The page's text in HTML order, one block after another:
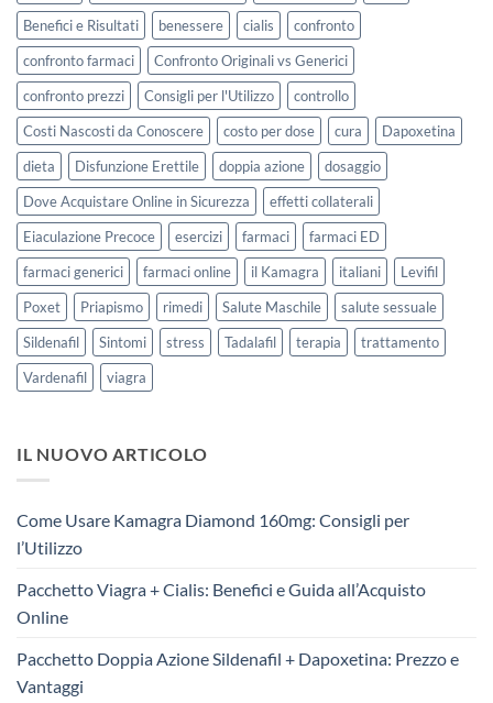
Benefici e Risultati
benessere cialis
confronto
confronto farmaci
Confronto Originali vs Generici
confronto prezzi
Consigli per l'Utilizzo
controllo
Costi Nascosti da Conoscere
costo per dose cura
Dapoxetina
dieta
Disfunzione Erettile doppia azione
dosaggio
Dove Acquistare Online in Sicurezza
effetti collaterali
Eiaculazione Precoce
esercizi farmaci
farmaci ED
farmaci generici
farmaci online il Kamagra italiani
Levifil
Poxet
Priapismo rimedi Salute Maschile
salute sessuale
Sildenafil
Sintomi stress Tadalafil terapia
trattamento
Vardenafil
viagra
IL NUOVO ARTICOLO
Come Usare Kamagra Diamond 160mg: Consigli per
l’Utilizzo
Pacchetto Viagra + Cialis: Benefici e Guida all’Acquisto
Online
Pacchetto Doppia Azione Sildenafil + Dapoxetina: Prezzo e
Vantaggi